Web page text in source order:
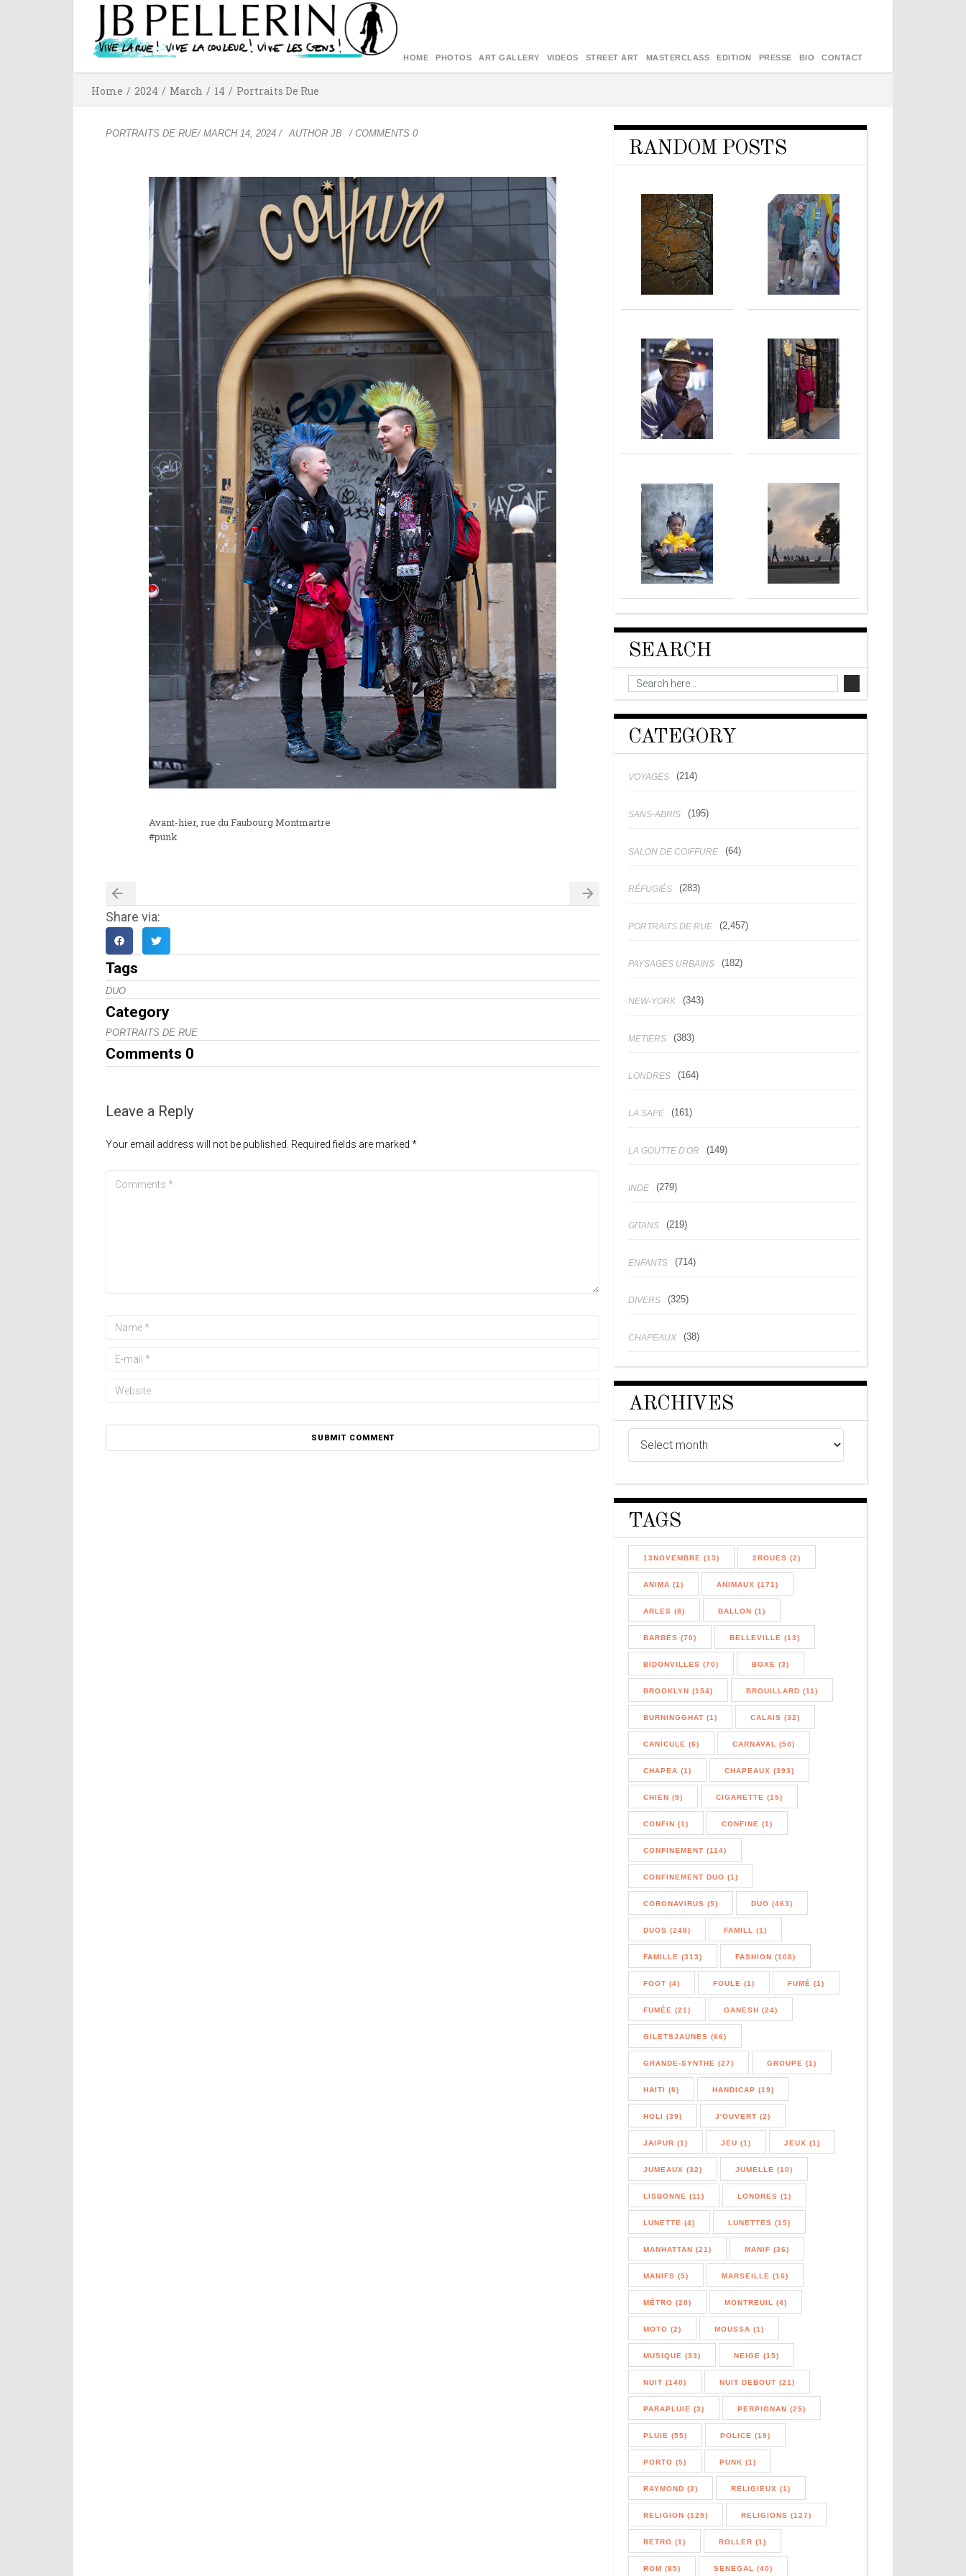
HOME PHOTOS ART GALLERY VIDEOS STREET ART MASTERCLASS EDITION PRESSE BIO CONTACT
Home / 2024 / March / 14 / Portraits De Rue
PORTRAITS DE RUE/ MARCH 14, 2024 / AUTHOR JB / COMMENTS 0
Avant-hier, rue du Faubourg Montmartre
#punk
Share via:
Tags
DUO
Category
PORTRAITS DE RUE
Comments 0
Leave a Reply
Your email address will not be published. Required fields are marked *
RANDOM POSTS
SEARCH
CATEGORY
VOYAGES (214)
SANS-ABRIS (195)
SALON DE COIFFURE (64)
RÉFUGIÉS (283)
PORTRAITS DE RUE (2,457)
PAYSAGES URBAINS (182)
NEW-YORK (343)
METIERS (383)
LONDRES (164)
LA SAPE (161)
LA GOUTTE D'OR (149)
INDE (279)
GITANS (219)
ENFANTS (714)
DIVERS (325)
CHAPEAUX (38)
ARCHIVES
TAGS
13NOVEMBRE (13) 2ROUES (2)
ANIMA (1) ANIMAUX (171)
ARLES (8) BALLON (1)
BARBES (70) BELLEVILLE (13)
BIDONVILLES (70) BOXE (3)
BROOKLYN (154) BROUILLARD (11)
BURNINGGHAT (1) CALAIS (32)
CANICULE (6) CARNAVAL (50)
CHAPEA (1) CHAPEAUX (393)
CHIEN (9) CIGARETTE (15)
CONFIN (1) CONFINE (1)
CONFINEMENT (114)
CONFINEMENT DUO (1)
CORONAVIRUS (5) DUO (463)
DUOS (248) FAMILL (1)
FAMILLE (313) FASHION (108)
FOOT (4) FOULE (1) FUMÉ (1)
FUMÉE (21) GANESH (24)
GILETSJAUNES (66)
GRANDE-SYNTHE (27) GROUPE (1)
HAITI (6) HANDICAP (19)
HOLI (39) J'OUVERT (2)
JAIPUR (1) JEU (1) JEUX (1)
JUMEAUX (32) JUMELLE (10)
LISBONNE (11) LONDRES (1)
LUNETTE (4) LUNETTES (15)
MANHATTAN (21) MANIF (36)
MANIFS (5) MARSEILLE (16)
MÉTRO (20) MONTREUIL (4)
MOTO (2) MOUSSA (1)
MUSIQUE (33) NEIGE (15)
NUIT (140) NUIT DEBOUT (21)
PARAPLUIE (3) PERPIGNAN (25)
PLUIE (55) POLICE (19)
PORTO (5) PUNK (1)
RAYMOND (2) RELIGIEUX (1)
RELIGION (125) RELIGIONS (127)
RETRO (1) ROLLER (1)
ROM (85) SENEGAL (40)